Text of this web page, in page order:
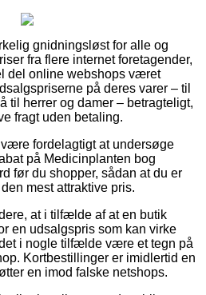
gnidningsløst for alle og
fra flere internet foretagender,
del online webshops været
på deres varer – til
til herrer og damer – betragteligt,
fragt uden betaling.
fordelagtigt at undersøge
på Medicinplanten bog
før du shopper, sådan at du er
mest attraktive pris.
at i tilfælde af at en butik
en udsalgspris som kan virke
i nogle tilfælde være et tegn på
Kortbestillinger er imidlertid en
en imod falske netshops.